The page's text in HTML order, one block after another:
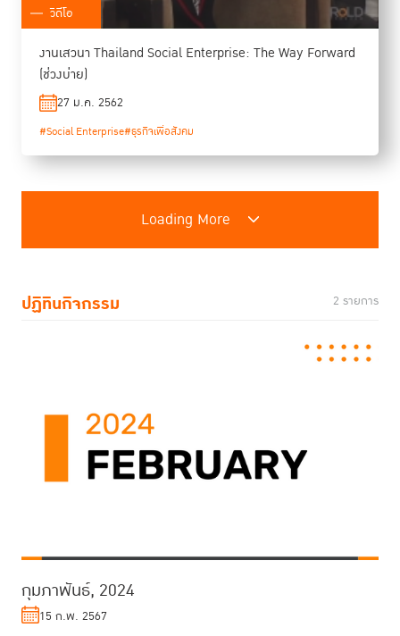
วิดีโอ
งานเสวนา Thailand Social Enterprise: The Way Forward
(ช่วงบ่าย)
27 ม.ค. 2562
#Social Enterprise#ธุรกิจเพื่อสังคม
Loading More
ปฏิทินกิจกรรม 2 รายการ
กุมภาพันธ์, 2024
15 ก.พ. 2567